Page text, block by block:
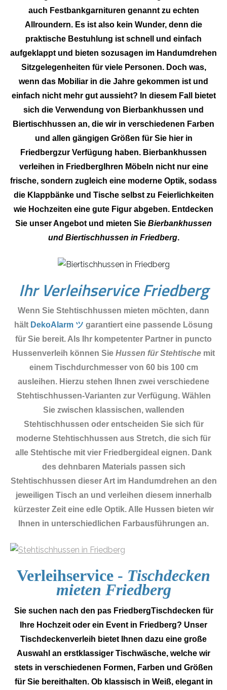
auch Festbankgarnituren genannt zu echten
Allroundern. Es ist also kein Wunder, denn die
praktische Bestuhlung ist schnell und einfach
aufgeklappt und bieten sozusagen im Handumdrehen
Sitzgelegenheiten für viele Personen. Doch was,
wenn das Mobiliar in die Jahre gekommen ist und
einfach nicht mehr gut aussieht? In diesem Fall bietet
sich die Verwendung von Bierbankhussen und
Biertischhussen an, die wir in verschiedenen Farben
und allen gängigen Größen für Sie hier in
Friedbergzur Verfügung haben. Bierbankhussen
verleihen in FriedbergIhren Möbeln nicht nur eine
frische, sondern zugleich eine moderne Optik, sodass
die Klappbänke und Tische selbst zu Feierlichkeiten
wie Hochzeiten eine gute Figur abgeben. Entdecken
Sie unser Angebot und mieten Sie Bierbankhussen
und Biertischhussen in Friedberg.
Ihr Verleihservice Friedberg
Wenn Sie Stehtischhussen mieten möchten, dann
hält DekoAlarm ツ garantiert eine passende Lösung
für Sie bereit. Als Ihr kompetenter Partner in puncto
Hussenverleih können Sie Hussen für Stehtische mit
einem Tischdurchmesser von 60 bis 100 cm
ausleihen. Hierzu stehen Ihnen zwei verschiedene
Stehtischhussen-Varianten zur Verfügung. Wählen
Sie zwischen klassischen, wallenden
Stehtischhussen oder entscheiden Sie sich für
moderne Stehtischhussen aus Stretch, die sich für
alle Stehtische mit vier Friedbergideal eignen. Dank
des dehnbaren Materials passen sich
Stehtischhussen dieser Art im Handumdrehen an den
jeweiligen Tisch an und verleihen diesem innerhalb
kürzester Zeit eine edle Optik. Alle Hussen bieten wir
Ihnen in unterschiedlichen Farbausführungen an.
Verleihservice - Tischdecken
mieten Friedberg
Sie suchen nach den pas FriedbergTischdecken für
Ihre Hochzeit oder ein Event in Friedberg? Unser
Tischdeckenverleih bietet Ihnen dazu eine große
Auswahl an erstklassiger Tischwäsche, welche wir
stets in verschiedenen Formen, Farben und Größen
für Sie bereithalten. Ob klassisch in Weiß, elegant in